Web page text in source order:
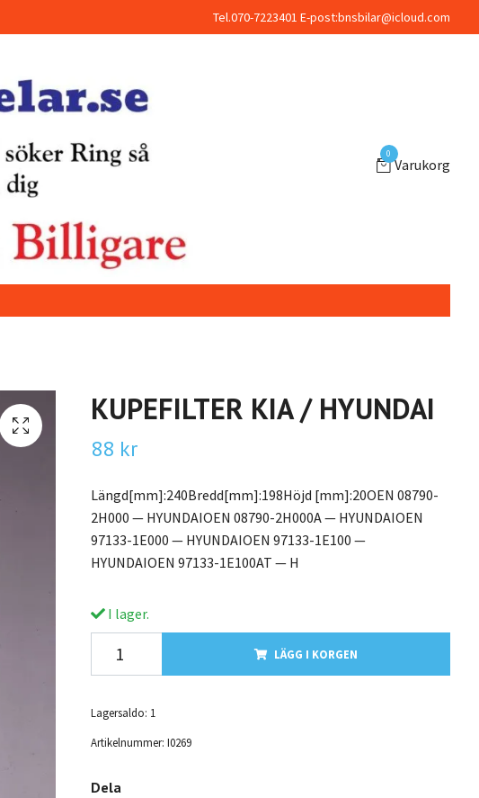
Tel.070-7223401 E-post:bnsbilar@icloud.com
0
Varukorg
KUPEFILTER KIA / HYUNDAI
88 kr
Längd[mm]:240Bredd[mm]:198Höjd [mm]:20OEN 08790-
2H000 — HYUNDAIOEN 08790-2H000A — HYUNDAIOEN
97133-1E000 — HYUNDAIOEN 97133-1E100 —
HYUNDAIOEN 97133-1E100AT — H
I lager.
LÄGG I KORGEN
Lagersaldo: 1
Artikelnummer: I0269
Dela